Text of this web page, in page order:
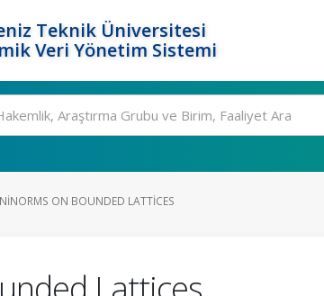
Teknik Üniversitesi
Veri Yönetim Sistemi
ON BOUNDED LATTICES